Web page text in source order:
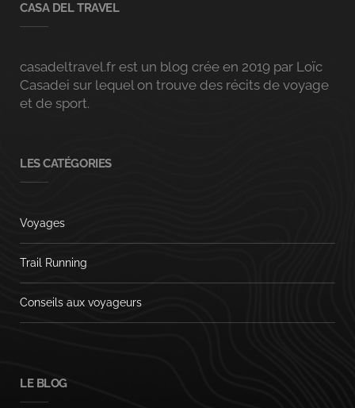
CASA DEL TRAVEL
casadeltravel.fr est un blog crée en 2019 par Loïc
Casadei sur lequel on trouve des récits de voyage
et de sport.
LES CATÉGORIES
Voyages
Trail Running
Conseils aux voyageurs
LE BLOG